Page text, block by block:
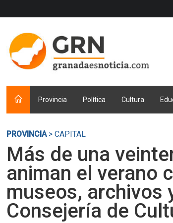
Provincia Política Cultura
PROVINCIA> CAPITAL
Más de una
animan el verano
museos, archivos
Consejería de